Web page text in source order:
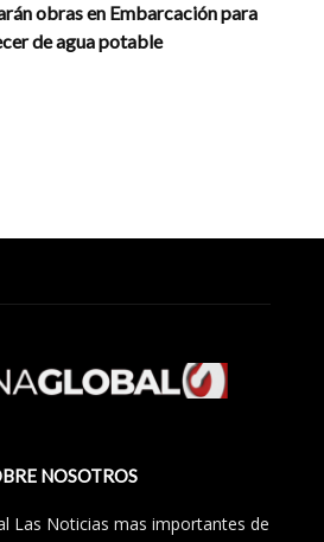
obras en Embarcación para
de agua potable
NOSOTROS
Las Noticias mas importantes de